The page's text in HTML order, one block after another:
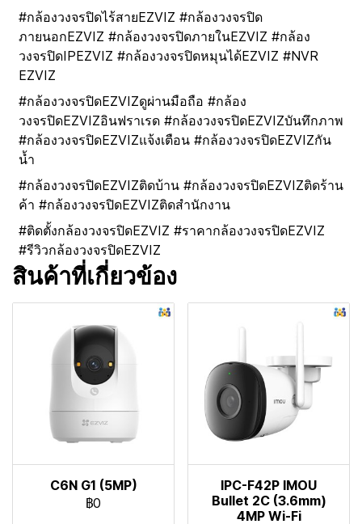
#กล้องวงจรปิดไร้สายEZVIZ #กล้องวงจรปิด
ภายนอกEZVIZ #กล้องวงจรปิดภายในEZVIZ #กล้อง
วงจรปิดIPEZVIZ #กล้องวงจรปิดหมุนได้EZVIZ #NVR
EZVIZ
#กล้องวงจรปิดEZVIZดูผ่านมือถือ #กล้อง
วงจรปิดEZVIZอินฟราเรด #กล้องวงจรปิดEZVIZบันทึกภาพ
#กล้องวงจรปิดEZVIZแจ้งเตือน #กล้องวงจรปิดEZVIZกัน
น้ำ
#กล้องวงจรปิดEZVIZติดบ้าน #กล้องวงจรปิดEZVIZติดร้าน
ค้า #กล้องวงจรปิดEZVIZติดสำนักงาน
#ติดตั้งกล้องวงจรปิดEZVIZ #ราคากล้องวงจรปิดEZVIZ
#รีวิวกล้องวงจรปิดEZVIZ
สินค้าที่เกี่ยวข้อง
C6N G1 (5MP)
฿0
IPC-F42P IMOU
Bullet 2C (3.6mm)
4MP Wi-Fi